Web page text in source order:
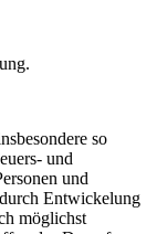
dere so
und
und
Entwickelung
möglichst